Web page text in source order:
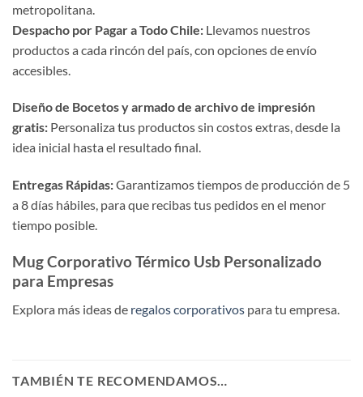
metropolitana.
Despacho por Pagar a Todo Chile: Llevamos nuestros
productos a cada rincón del país, con opciones de envío
accesibles.
Diseño de Bocetos y armado de archivo de impresión
gratis: Personaliza tus productos sin costos extras, desde la
idea inicial hasta el resultado final.
Entregas Rápidas:Garantizamos tiempos de producción de 5
a 8 días hábiles, para que recibas tus pedidos en el menor
tiempo posible.
Mug Corporativo Térmico Usb Personalizado
para Empresas
Explora más ideas de regalos corporativos para tu empresa.
TAMBIÉN TE RECOMENDAMOS…